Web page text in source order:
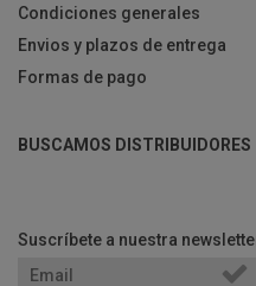
Condiciones generales
Envios y plazos de entrega
Formas de pago
BUSCAMOS DISTRIBUIDORES
Suscríbete a nuestra